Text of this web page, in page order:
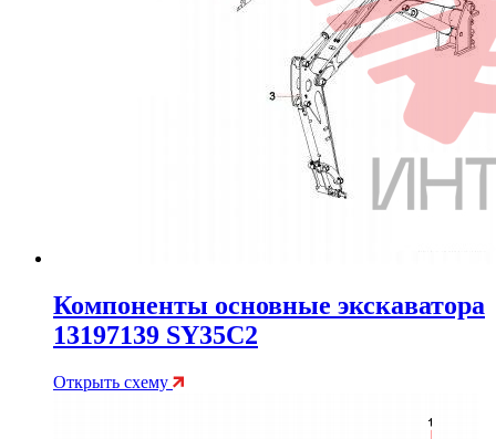
Компоненты основные экскаватора
13197139 SY35C2
Открыть схему